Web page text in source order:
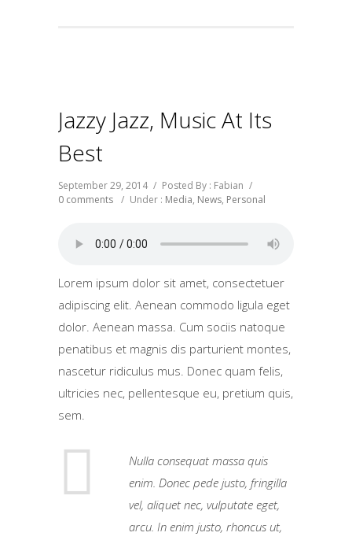
Jazzy Jazz, Music At Its
Best
September 29, 2014 / Posted By : Fabian /
0 comments / Under : Media, News, Personal
Lorem ipsum dolor sit amet, consectetuer
adipiscing elit. Aenean commodo ligula eget
dolor. Aenean massa. Cum sociis natoque
penatibus et magnis dis parturient montes,
nascetur ridiculus mus. Donec quam felis,
ultricies nec, pellentesque eu, pretium quis,
sem.
Nulla consequat massa quis
enim. Donec pede justo, fringilla
vel, aliquet nec, vulputate eget,
arcu. In enim justo, rhoncus ut,